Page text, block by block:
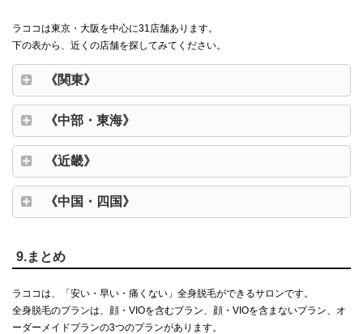
ラココは東京・大阪を中心に31店舗あります。
下の表から、近くの店舗を探してみてください。
《関東》
《中部・東海》
《近畿》
《中国・四国》
9.まとめ
ラココは、「安い・早い・痛くない」全身脱毛ができるサロンです。
全身脱毛のプランは、顔・VIOを含むプラン、顔・VIOを含まないプラン、オ
ーダーメイドプランの3つのプランがあります。